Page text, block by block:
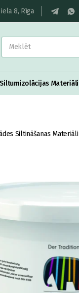
8, Rīga
Siltumizolācijas Materiāli
Siltināšanas Materiāli